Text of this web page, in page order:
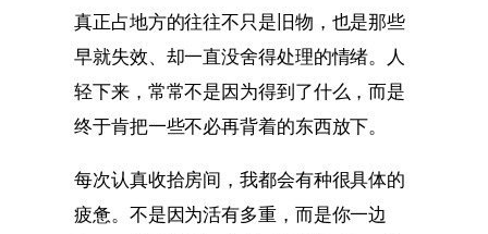
真正占地方的往往不只是旧物，也是那些
早就失效、却一直没舍得处理的情绪。人
轻下来，常常不是因为得到了什么，而是
终于肯把一些不必再背着的东西放下。
每次认真收拾房间，我都会有种很具体的
疲惫。不是因为活有多重，而是你一边